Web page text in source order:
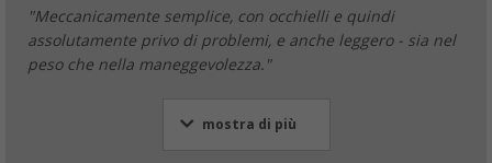
"Meccanicamente semplice, con occhielli e quindi
assolutamente privo di problemi, e anche leggero - sia nel
peso che nella maneggevolezza."
mostra di più